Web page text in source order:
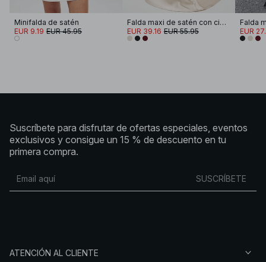
Minifalda de satén
EUR 9.19 EUR 45.95
Falda maxi de satén con cintura media
EUR 39.16 EUR 55.95 EUR
Suscríbete para disfrutar de ofertas especiales, eventos
exclusivos y consigue un 15 % de descuento en tu
primera compra.
SUSCRÍBETE
ATENCIÓN AL CLIENTE